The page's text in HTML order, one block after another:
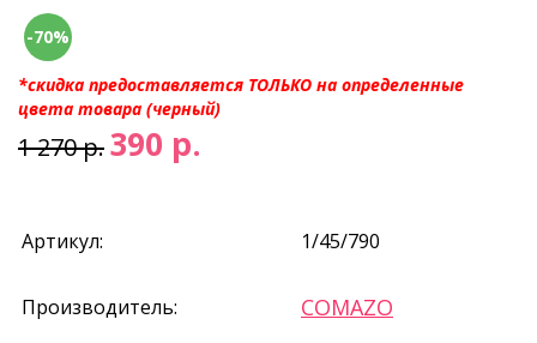
-70%
*скидка предоставляется ТОЛЬКО на определенные
цвета товара (черный)
1 270 р.390 р.
Артикул: 1/45/790
Производитель: COMAZO